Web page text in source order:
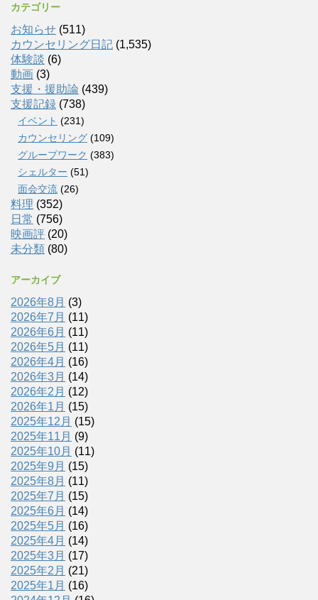
カテゴリー
お知らせ (511)
カウンセリング日記 (1,535)
体験談 (6)
動画 (3)
支援・援助論 (439)
支援記録 (738)
イベント (231)
カウンセリング (109)
グループワーク (383)
シェルター (51)
面会交流 (26)
料理 (352)
日常 (756)
映画評 (20)
未分類 (80)
アーカイブ
2026年8月 (3)
2026年7月 (11)
2026年6月 (11)
2026年5月 (11)
2026年4月 (16)
2026年3月 (14)
2026年2月 (12)
2026年1月 (15)
2025年12月 (15)
2025年11月 (9)
2025年10月 (11)
2025年9月 (15)
2025年8月 (11)
2025年7月 (15)
2025年6月 (14)
2025年5月 (16)
2025年4月 (14)
2025年3月 (17)
2025年2月 (21)
2025年1月 (16)